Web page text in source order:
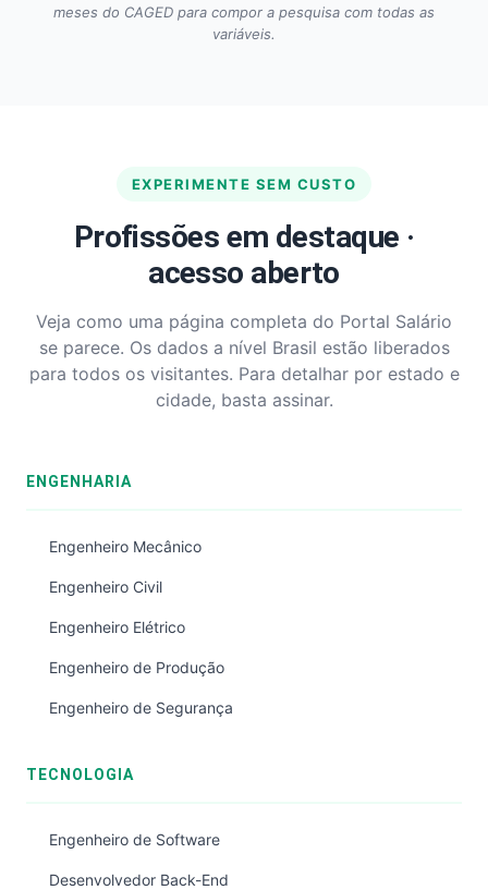
meses do CAGED para compor a pesquisa com todas as
variáveis.
EXPERIMENTE SEM CUSTO
Profissões em destaque ·
acesso aberto
Veja como uma página completa do Portal Salário
se parece. Os dados a nível Brasil estão liberados
para todos os visitantes. Para detalhar por estado e
cidade, basta assinar.
ENGENHARIA
Engenheiro Mecânico
Engenheiro Civil
Engenheiro Elétrico
Engenheiro de Produção
Engenheiro de Segurança
TECNOLOGIA
Engenheiro de Software
Desenvolvedor Back-End